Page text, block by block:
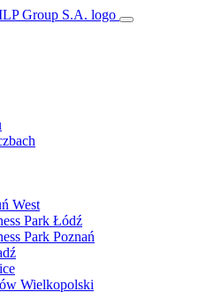
West
Park Łódź
Park Poznań
Wielkopolski